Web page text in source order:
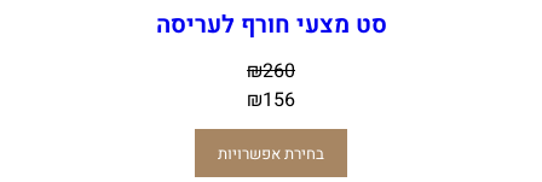
סט מצעי חורף לעריסה
₪260
₪156
בחירת אפשרויות